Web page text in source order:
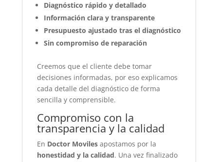
Diagnóstico rápido y detallado
Información clara y transparente
Presupuesto ajustado tras el diagnóstico
Sin compromiso de reparación
Creemos que el cliente debe tomar
decisiones informadas, por eso explicamos
cada detalle del diagnóstico de forma
sencilla y comprensible.
Compromiso con la
transparencia y la calidad
En Doctor Movilesapostamos por la
honestidad y la calidad. Una vez finalizado